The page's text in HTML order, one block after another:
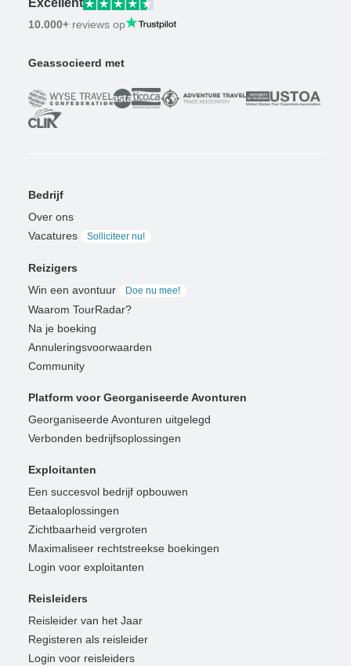
Excellent
10.000+ reviews op
Geassocieerd met
Bedrijf
Over ons
Vacatures
Solliciteer nu!
Reizigers
Win een avontuur
Doe nu mee!
Waarom TourRadar?
Na je boeking
Annuleringsvoorwaarden
Community
Platform voor Georganiseerde Avonturen
Georganiseerde Avonturen uitgelegd
Verbonden bedrijfsoplossingen
Exploitanten
Een succesvol bedrijf opbouwen
Betaaloplossingen
Zichtbaarheid vergroten
Maximaliseer rechtstreekse boekingen
Login voor exploitanten
Reisleiders
Reisleider van het Jaar
Registeren als reisleider
Login voor reisleiders